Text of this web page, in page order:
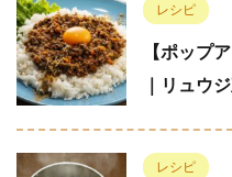
レシピ
【ポップ
｜リュウ
レシピ